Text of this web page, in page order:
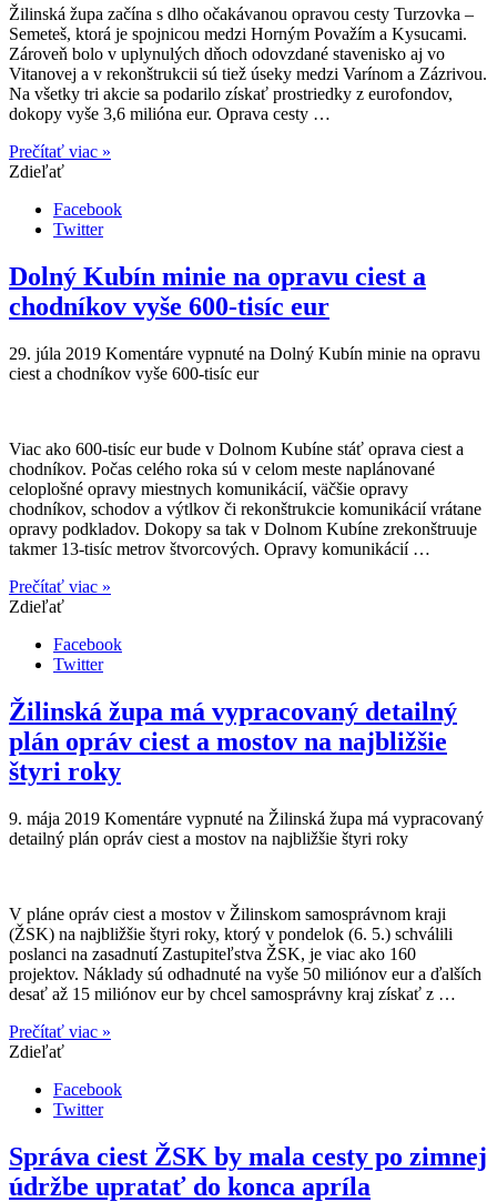
Žilinská župa začína s dlho očakávanou opravou cesty Turzovka –
Semeteš, ktorá je spojnicou medzi Horným Považím a Kysucami.
Zároveň bolo v uplynulých dňoch odovzdané stavenisko aj vo
Vitanovej a v rekonštrukcii sú tiež úseky medzi Varínom a Zázrivou.
Na všetky tri akcie sa podarilo získať prostriedky z eurofondov,
dokopy vyše 3,6 milióna eur. Oprava cesty …
Prečítať viac »
Zdieľať
Facebook
Twitter
Dolný Kubín minie na opravu ciest a
chodníkov vyše 600-tisíc eur
29. júla 2019 Komentáre vypnuté na Dolný Kubín minie na opravu
ciest a chodníkov vyše 600-tisíc eur
Viac ako 600-tisíc eur bude v Dolnom Kubíne stáť oprava ciest a
chodníkov. Počas celého roka sú v celom meste naplánované
celoplošné opravy miestnych komunikácií, väčšie opravy
chodníkov, schodov a výtlkov či rekonštrukcie komunikácií vrátane
opravy podkladov. Dokopy sa tak v Dolnom Kubíne zrekonštruuje
takmer 13-tisíc metrov štvorcových. Opravy komunikácií …
Prečítať viac »
Zdieľať
Facebook
Twitter
Žilinská župa má vypracovaný detailný
plán opráv ciest a mostov na najbližšie
štyri roky
9. mája 2019 Komentáre vypnuté na Žilinská župa má vypracovaný
detailný plán opráv ciest a mostov na najbližšie štyri roky
V pláne opráv ciest a mostov v Žilinskom samosprávnom kraji
(ŽSK) na najbližšie štyri roky, ktorý v pondelok (6. 5.) schválili
poslanci na zasadnutí Zastupiteľstva ŽSK, je viac ako 160
projektov. Náklady sú odhadnuté na vyše 50 miliónov eur a ďalších
desať až 15 miliónov eur by chcel samosprávny kraj získať z …
Prečítať viac »
Zdieľať
Facebook
Twitter
Správa ciest ŽSK by mala cesty po zimnej
údržbe upratať do konca apríla